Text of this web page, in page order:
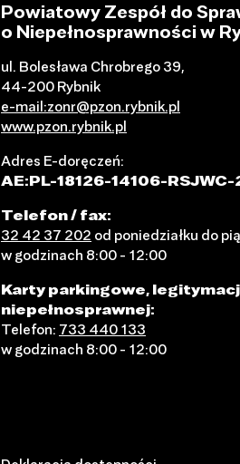
Powiatowy Zespół do
o Niepełnosprawności w
ul. Bolesława Chrobrego 39,
44-200 Rybnik
e-mail:zonr@pzon.rybnik.pl
www.pzon.rybnik.pl
Adres E-doręczeń:
AE:PL-18126-14106-RSJWC-
Telefon / fax:
32 42 37 202 od poniedziałku do
w godzinach 8:00 - 12:00
Karty parkingowe,
niepełnosprawnej:
Telefon: 733 440 133
w godzinach 8:00 - 12:00